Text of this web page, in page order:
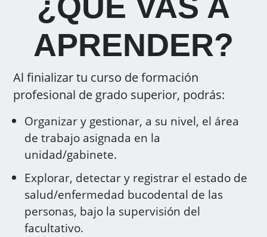
APRENDER?
Al finializar tu curso de formación
profesional de grado superior, podrás:
Organizar y gestionar, a su nivel, el área
de trabajo asignada en la
unidad/gabinete.
Explorar, detectar y registrar el estado de
salud/enfermedad bucodental de las
personas, bajo la supervisión del
facultativo.